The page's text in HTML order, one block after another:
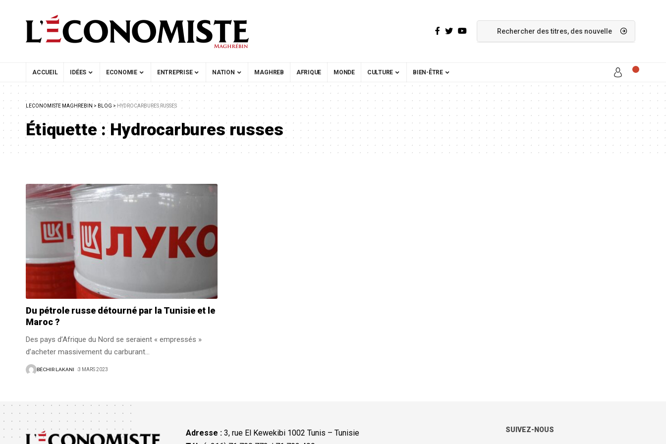
ACCUEIL IDÉES ECONOMIE ENTREPRISE NATION MAGHREB AFRIQUE MONDE CULTURE BIEN-ÊTRE
LECONOMISTE MAGHREBIN > BLOG > HYDROCARBURES RUSSES
Étiquette :Hydrocarbures russes
Du pétrole russe détourné par la Tunisie et le
Maroc ?
Des pays d’Afrique du Nord se seraient « empressés »
d’acheter massivement du carburant…
BÉCHIR LAKANI 3 MARS 2023
Adresse : 3, rue El Kewekibi 1002 Tunis – Tunisie
SUIVEZ-NOUS